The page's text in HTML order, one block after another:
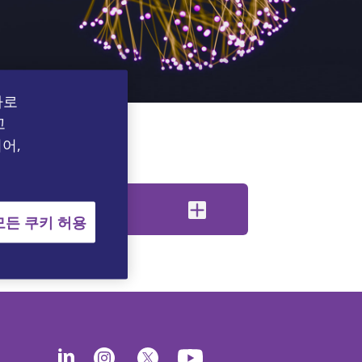
,
든 쿠키 허용